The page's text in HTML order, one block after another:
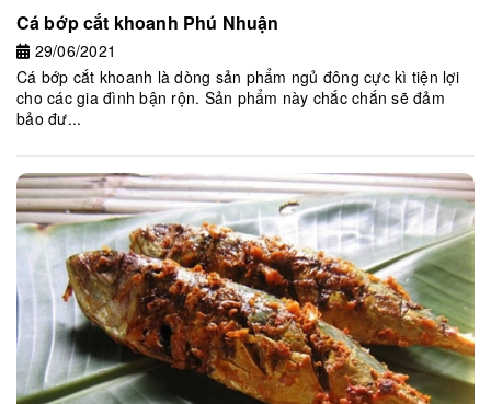
Cá bớp cắt khoanh Phú Nhuận
29/06/2021
Cá bớp cắt khoanh là dòng sản phẩm ngủ đông cực kì tiện lợi
cho các gia đình bận rộn. Sản phẩm này chắc chắn sẽ đảm
bảo đư...